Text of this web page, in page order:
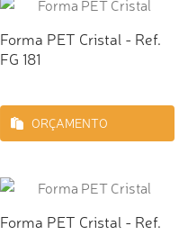
Forma PET Cristal - Ref.
FG 181
ORÇAMENTO
Forma PET Cristal - Ref.